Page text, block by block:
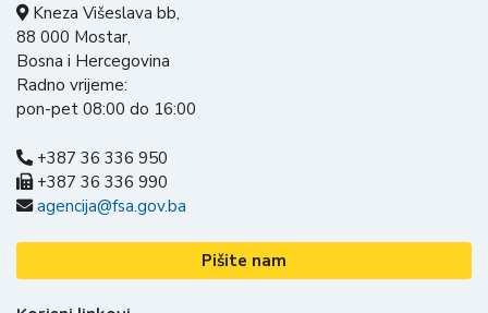
Kneza Višeslava bb,
88 000 Mostar,
Bosna i Hercegovina
Radno vrijeme:
pon-pet 08:00 do 16:00
+387 36 336 950
+387 36 336 990
agencija@fsa.gov.ba
Pišite nam